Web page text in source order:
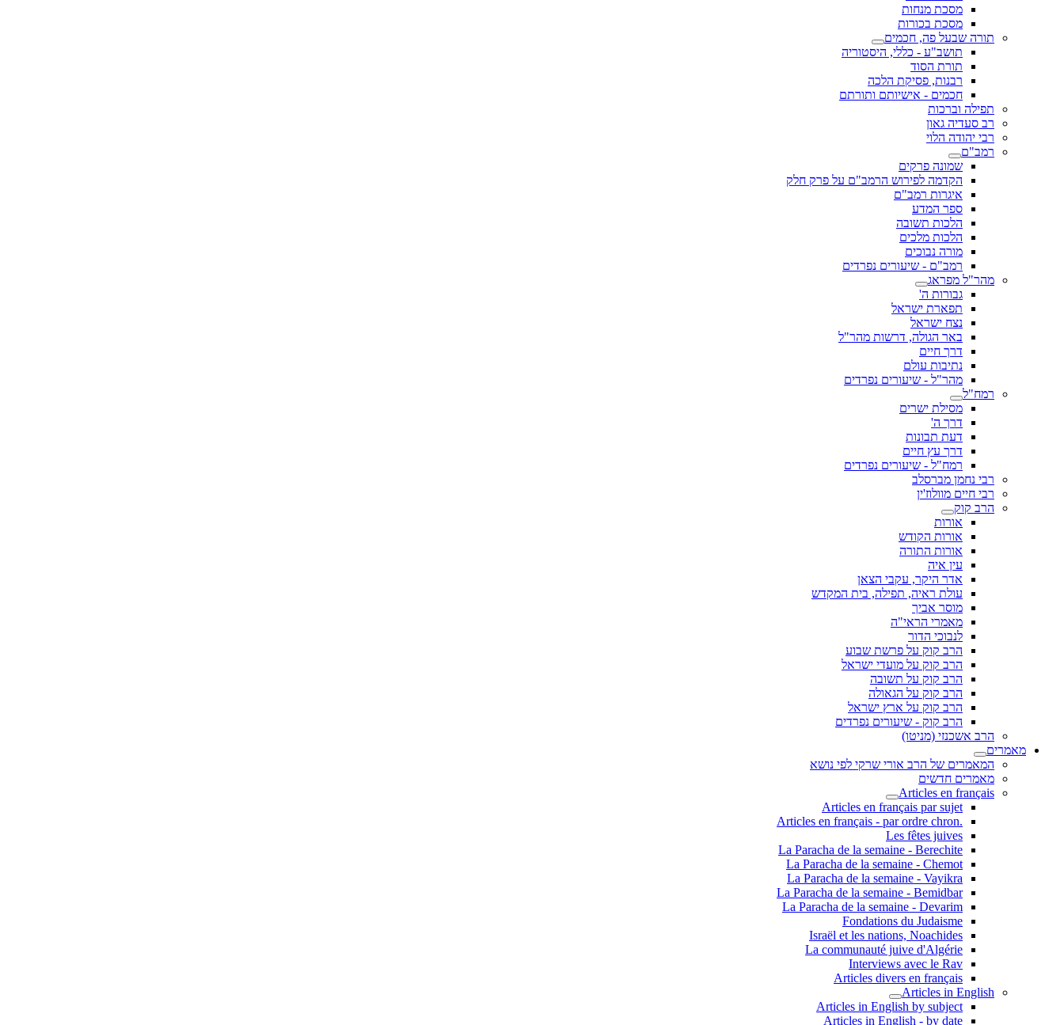
מסכת מנחות
מסכת בכורות
תורה שבעל פה, חכמים
תושב"ע - כללי, היסטוריה
תורת הסוד
רבנות, פסיקת הלכה
חכמים - אישיותם ותורתם
תפילה וברכות
רב סעדיה גאון
רבי יהודה הלוי
רמב"ם
שמונה פרקים
הקדמה לפירוש הרמב"ם על פרק חלק
איגרות רמב"ם
ספר המדע
הלכות תשובה
הלכות מלכים
מורה נבוכים
רמב"ם - שיעורים נפרדים
מהר"ל מפראג
גבורות ה'
תפארת ישראל
נצח ישראל
באר הגולה, דרשות מהר"ל
דרך חיים
נתיבות עולם
מהר"ל - שיעורים נפרדים
רמח"ל
מסילת ישרים
דרך ה'
דעת תבונות
דרך עץ חיים
רמח"ל - שיעורים נפרדים
רבי נחמן מברסלב
רבי חיים מוולוז'ין
הרב קוק
אורות
אורות הקודש
אורות התורה
עין איה
אדר היקר, עקבי הצאן
עולת ראיה, תפילה, בית המקדש
מוסר אביך
מאמרי הראי"ה
לנבוכי הדור
הרב קוק על פרשת שבוע
הרב קוק על מועדי ישראל
הרב קוק על תשובה
הרב קוק על הגאולה
הרב קוק על ארץ ישראל
הרב קוק - שיעורים נפרדים
הרב אשכנזי (מניטו)
מאמרים
המאמרים של הרב אורי שרקי לפי נושא
מאמרים חדשים
Articles en français
Articles en français par sujet
.Articles en français - par ordre chron
Les fêtes juives
La Paracha de la semaine - Berechite
La Paracha de la semaine - Chemot
La Paracha de la semaine - Vayikra
La Paracha de la semaine - Bemidbar
La Paracha de la semaine - Devarim
Fondations du Judaisme
Israël et les nations, Noachides
La communauté juive d'Algérie
Interviews avec le Rav
Articles divers en français
Articles in English
Articles in English by subject
Articles in English - by date